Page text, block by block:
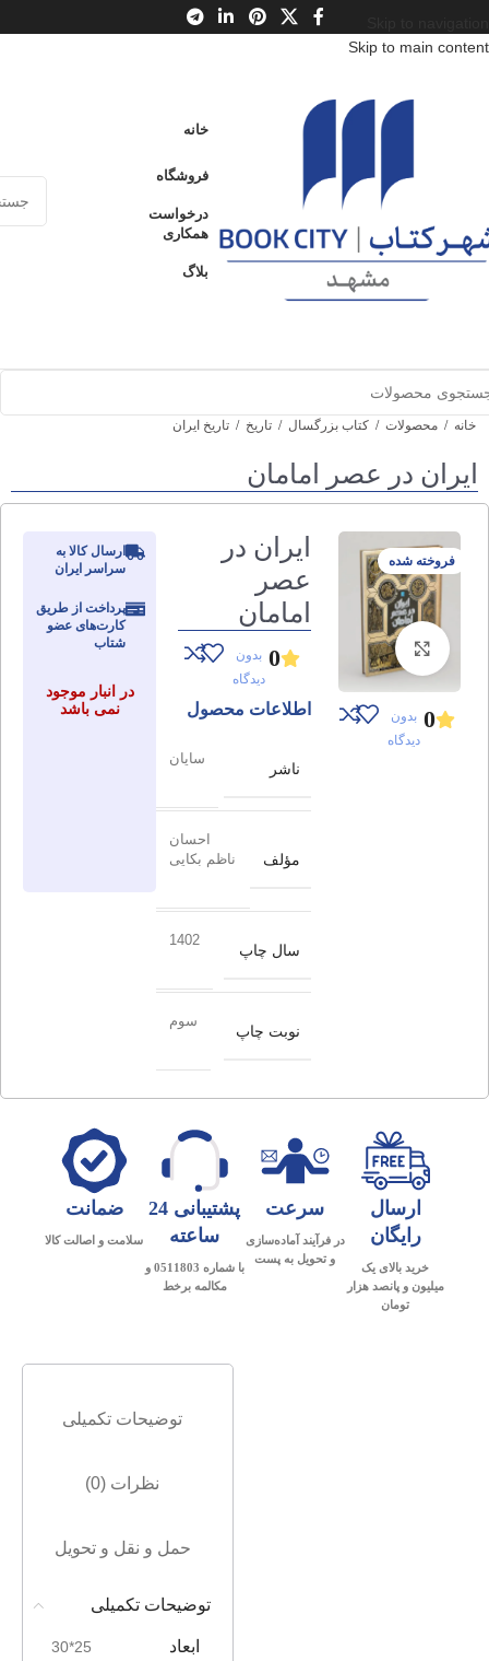
Skip to main content
خانه
فروشگاه
درخواست
همکاری
بلاگ
خانه / محصولات / کتاب بزرگسال / تاریخ / تاریخ ایران
ایران در عصر امامان
فروخته شده
برای بزرگنمایی کلیک کنید
0 بدون
دیدگاه
ایران در
عصر
امامان
0 بدون
دیدگاه
اطلاعات محصول
ناشر
سایان
مؤلف
احسان
ناظم بکایی
سال چاپ
1402
نوبت چاپ
سوم
ارسال کالا به
سراسر ایران
پرداخت از طریق
کارت‌های عضو
شتاب
در انبار موجود
نمی باشد
ارسال
رایگان
خرید بالای یک
میلیون و پانصد هزار
تومان
سرعت
در فرآیند آماده‌سازی
و تحویل به پست
پشتیبانی 24
ساعته
با شماره 0511803 و
مکالمه برخط
ضمانت
سلامت و اصالت کالا
توضیحات تکمیلی
نظرات (0)
حمل و نقل و تحویل
توضیحات تکمیلی
ابعاد 25*30